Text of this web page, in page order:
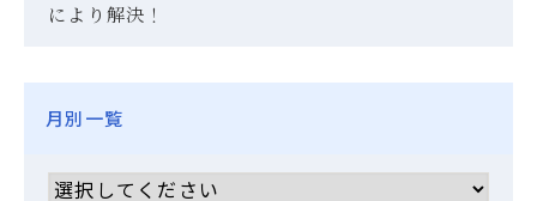
により解決！
月別一覧